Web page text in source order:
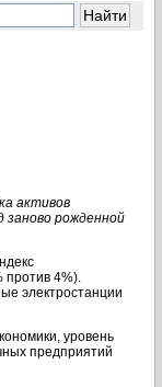
активов
заново рожденной
против 4%).
электростанции
уровень
предприятий